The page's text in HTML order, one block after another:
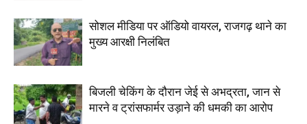
सोशल मीडिया पर ऑडियो वायरल, राजगढ़ थाने का
मुख्य आरक्षी निलंबित
बिजली चेकिंग के दौरान जेई से अभद्रता, जान से
मारने व ट्रांसफार्मर उड़ाने की धमकी का आरोप